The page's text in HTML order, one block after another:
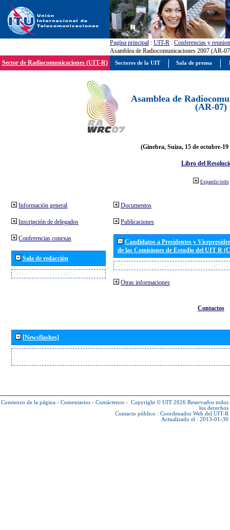
Pagína principal : UIT-R : Conferencias y
Asamblea de Radiocomunicaciones 2007 (AR-
Sector de Radiocomunicaciones (UIT-R)
Asamblea de
(AR-07)
(Ginebra, Suiza, 15 de octubre-19
Libro del
Expandir todo
Información general
Inscripción de delegados
Conferencias conexas
Sala de redacción
Documentos
Publicaciones
Candidatos a Presidentes y
de las Comisiones de Estudio del UIT R
Otras informaciones
Contactos
[Newsflashes]
Comienzo de la página - Comentarios - Contáctenos - Copyright © UIT 2026 Reservados todos
los derechos
Contacto público : Coordenador Web del UIT-R
Actualizado el : 2013-01-30
Sectores de la UIT Sala de prensa